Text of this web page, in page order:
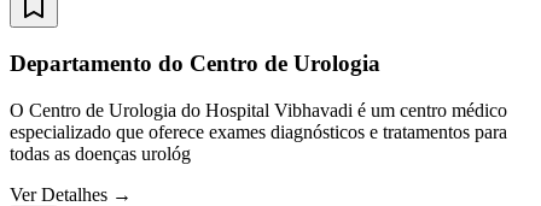
Departamento do Centro de Urologia
O Centro de Urologia do Hospital Vibhavadi é um centro médico
especializado que oferece exames diagnósticos e tratamentos para
todas as doenças urológ
Ver Detalhes →